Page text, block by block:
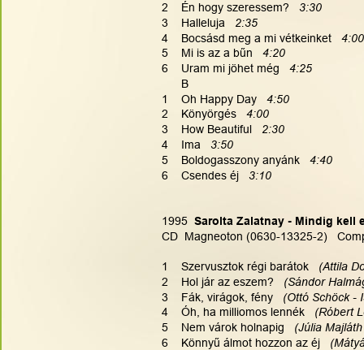
2    Én hogy szeressem?
3:30
3    Halleluja 2:35
4    Bocsásd meg a mi vétkeinket 4:00
5    Mi is az a bűn 4:20
6    Uram mi jöhet még 4:25
      B
1    Oh Happy Day 4:50
2    Könyörgés 4:00
3    How Beautiful 2:30
4    Ima 3:50
5    Boldogasszony anyánk 4:40
6    Csendes éj 3:10
1995
Sarolta Zalatnay - Mindig kell
CD  Magneoton (0630-13325-2)
1    Szervusztok régi barátok (Attila
2    Hol jár az eszem?
(Sándor
3    Fák, virágok, fény (Ottó Schöck -
4    Óh, ha milliomos lennék (Róbert
5    Nem várok holnapig (Júlia
6    Könnyű álmot hozzon az éj